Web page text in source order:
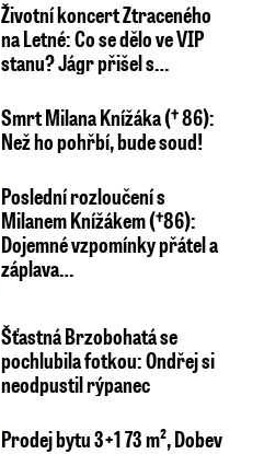
Životní koncert Ztraceného
na Letné: Co se dělo ve VIP
stanu? Jágr přišel s…
Smrt Milana Knížáka († 86):
Než ho pohřbí, bude soud!
Poslední rozloučení s
Milanem Knížákem (†86):
Dojemné vzpomínky přátel a
záplava…
Šťastná Brzobohatá se
pochlubila fotkou: Ondřej si
neodpustil rýpanec
Prodej bytu 3+1 73 m², Dobev